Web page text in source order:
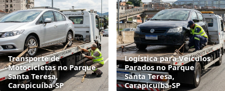
Transporte de
Motocicletas no Parque
Santa Teresa,
Carapicuíba‑SP
Logística para Veículos
Parados no Parque
Santa Teresa,
Carapicuíba‑SP